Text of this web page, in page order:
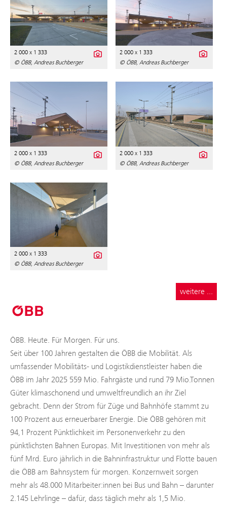
2 000 x 1 333
© ÖBB, Andreas Buchberger
2 000 x 1 333
© ÖBB, Andreas Buchberger
2 000 x 1 333
© ÖBB, Andreas Buchberger
2 000 x 1 333
© ÖBB, Andreas Buchberger
2 000 x 1 333
© ÖBB, Andreas Buchberger
weitere ...
ÖBB. Heute. Für Morgen. Für uns.
Seit über 100 Jahren gestalten die ÖBB die Mobilität. Als
umfassender Mobilitäts- und Logistikdienstleister haben die
ÖBB im Jahr 2025 559 Mio. Fahrgäste und rund 79 Mio.Tonnen
Güter klimaschonend und umweltfreundlich an ihr Ziel
gebracht. Denn der Strom für Züge und Bahnhöfe stammt zu
100 Prozent aus erneuerbarer Energie. Die ÖBB gehören mit
94,1 Prozent Pünktlichkeit im Personenverkehr zu den
pünktlichsten Bahnen Europas. Mit Investitionen von mehr als
fünf Mrd. Euro jährlich in die Bahninfrastruktur und Flotte bauen
die ÖBB am Bahnsystem für morgen. Konzernweit sorgen
mehr als 48.000 Mitarbeiter:innen bei Bus und Bahn – darunter
2.145 Lehrlinge – dafür, dass täglich mehr als 1,5 Mio.